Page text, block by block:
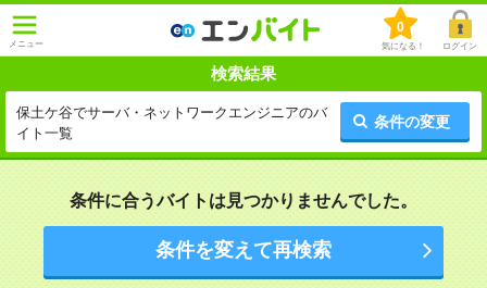
メニュー
0
気になる！ ログイン
検索結果
保土ケ谷でサーバ・ネットワークエンジニアのバ
イト一覧
条件の変更
条件に合うバイトは見つかりませんでした。
条件を変えて再検索